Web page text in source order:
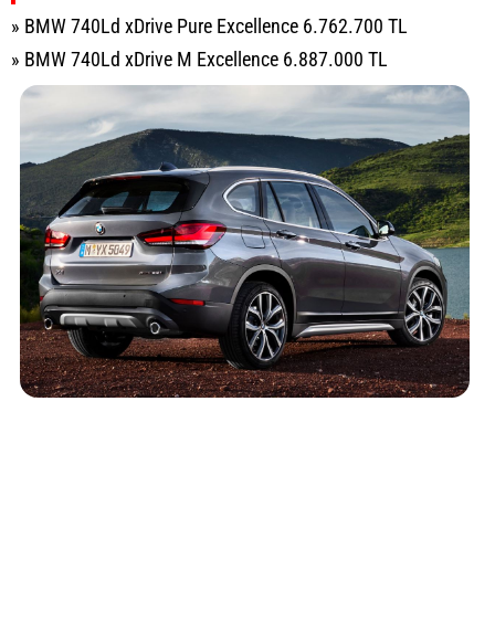
» BMW 740Ld xDrive Pure Excellence 6.762.700 TL
» BMW 740Ld xDrive M Excellence 6.887.000 TL